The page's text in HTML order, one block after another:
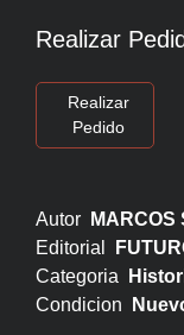
Realizar
Realizar
Pedido
Autor
MARCOS
Editorial
Categoria
Condicion